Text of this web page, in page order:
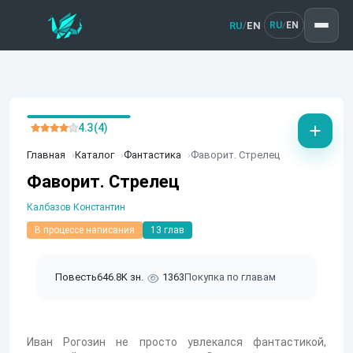
RU/EN RU/ EN
Главная Каталог Фантастика Фаворит. Стрелец
Фаворит. Стрелец
Калбазов Константин
В процессе написания 13 глав
Повесть646.8K зн. 1363Покупка по главам
4.3 (4)
Иван Рогозин не просто увлекался фантастикой,